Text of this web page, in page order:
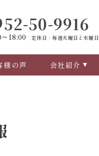
50-9916
18:00 定休日：毎週火曜日と水曜日
様の声 会社紹介